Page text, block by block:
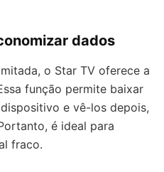
dados
o Star TV oferece a
função permite baixar
e vê-los depois,
é ideal para
fraco.